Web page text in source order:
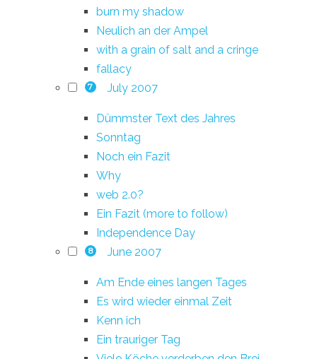
burn my shadow
Neulich an der Ampel
with a grain of salt and a cringe
fallacy
7 July 2007
Dümmster Text des Jahres
Sonntag
Noch ein Fazit
Why
web 2.0?
Ein Fazit (more to follow)
Independence Day
8 June 2007
Am Ende eines langen Tages
Es wird wieder einmal Zeit
Kenn ich
Ein trauriger Tag